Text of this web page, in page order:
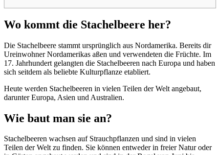
Wo kommt die Stachelbeere her?
Die Stachelbeere stammt ursprünglich aus Nordamerika. Bereits dir
Ureinwohner Nordamerikas aßen und verwendeten die Früchte. Im
17. Jahrhundert gelangten die Stachelbeeren nach Europa und haben
sich seitdem als beliebte Kulturpflanze etabliert.
Heute werden Stachelbeeren in vielen Teilen der Welt angebaut,
darunter Europa, Asien und Australien.
Wie baut man sie an?
Stachelbeeren wachsen auf Strauchpflanzen und sind in vielen
Teilen der Welt zu finden. Sie können entweder in freier Natur oder